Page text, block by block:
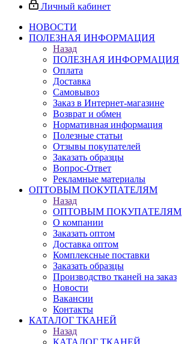
Личный кабинет
НОВОСТИ
ПОЛЕЗНАЯ ИНФОРМАЦИЯ
Назад
ПОЛЕЗНАЯ ИНФОРМАЦИЯ
Оплата
Доставка
Самовывоз
Заказ в Интернет-магазине
Возврат и обмен
Нормативная информация
Полезные статьи
Отзывы покупателей
Заказать образцы
Вопрос-Ответ
Рекламные материалы
ОПТОВЫМ ПОКУПАТЕЛЯМ
Назад
ОПТОВЫМ ПОКУПАТЕЛЯМ
О компании
Заказать оптом
Доставка оптом
Комплексные поставки
Заказать образцы
Производство тканей на заказ
Новости
Вакансии
Контакты
КАТАЛОГ ТКАНЕЙ
Назад
КАТАЛОГ ТКАНЕЙ